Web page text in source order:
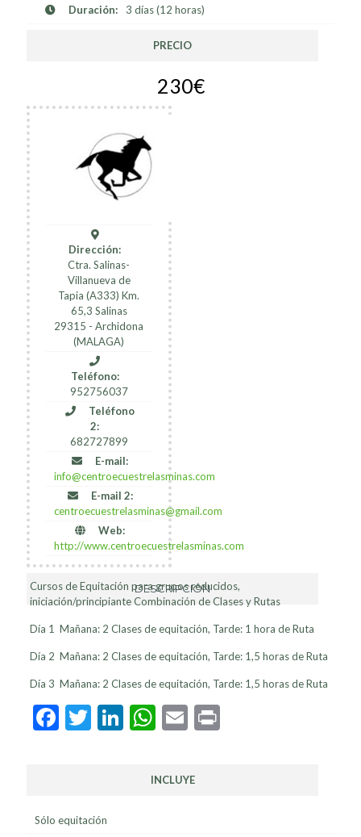
Duración: 3 días (12 horas)
PRECIO
230€
Dirección:
Ctra. Salinas-
Villanueva de
Tapia (A333) Km.
65,3 Salinas
29315 - Archidona
(MALAGA)
Teléfono:
952756037
Teléfono
2:
682727899
E-mail:
info@centroecuestrelasminas.com
E-mail 2:
centroecuestrelasminas@gmail.com
Web:
http://www.centroecuestrelasminas.com
DESCRIPCIÓN
Cursos de Equitación para grupos reducidos,
iniciación/principiante Combinación de Clases y Rutas
Día 1 Mañana: 2 Clases de equitación, Tarde: 1 hora de Ruta
Día 2 Mañana: 2 Clases de equitación, Tarde: 1,5 horas de Ruta
Día 3 Mañana: 2 Clases de equitación, Tarde: 1,5 horas de Ruta
Facebook
Twitter
LinkedIn
WhatsApp
EmailPrint
INCLUYE
Sólo equitación